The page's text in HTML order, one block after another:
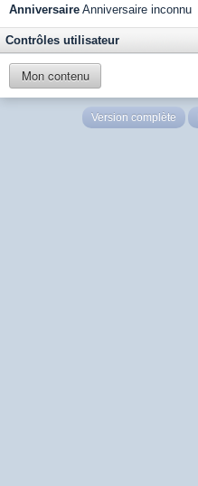
Anniversaire Anniversaire inconnu
Contrôles utilisateur
Mon contenu
Version complète